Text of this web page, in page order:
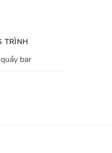
TRÌNH
bar